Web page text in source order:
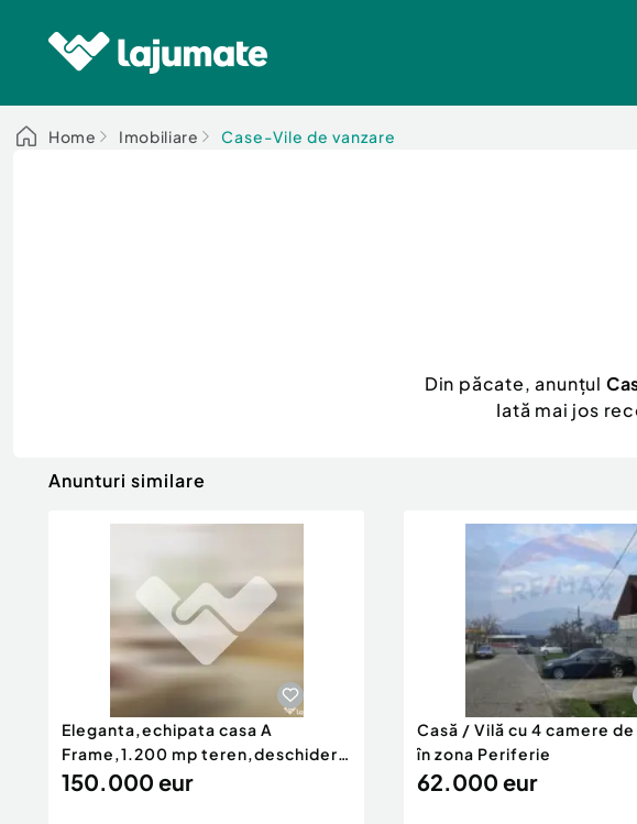
Home Imobiliare Case-Vile de vanzare
Din păcate, anunțul
Iată mai jos
Anunturi similare
Eleganta,echipata casa A
Frame,1.200 mp teren,deschidere
Pia
150.000 eur
Casă / Vilă cu 4 camere
în zona Periferie
62.000 eur